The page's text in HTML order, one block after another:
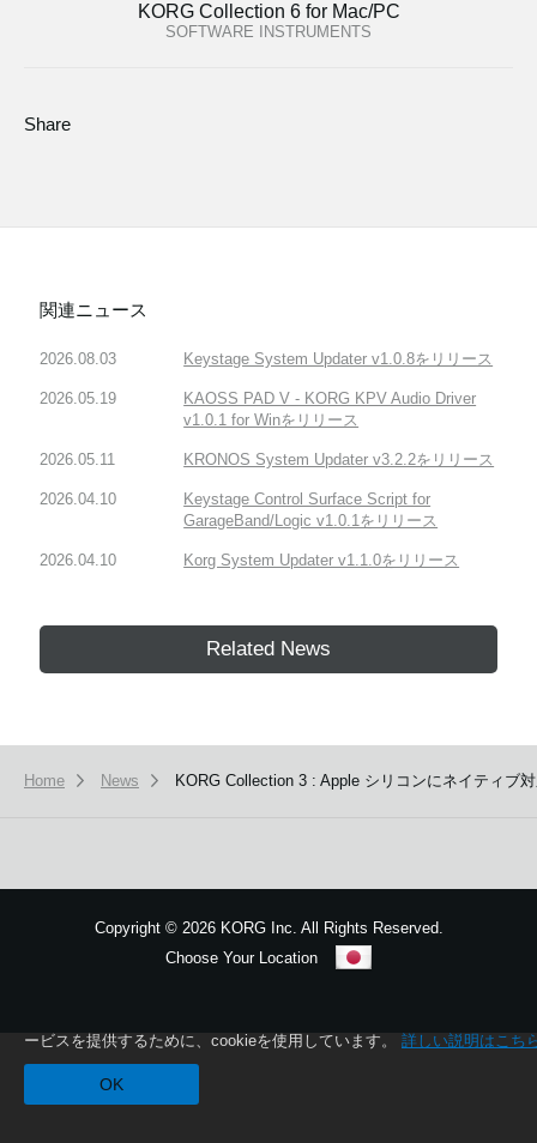
KORG Collection 6 for Mac/PC
SOFTWARE INSTRUMENTS
Share
関連ニュース
2026.08.03 Keystage System Updater v1.0.8をリリース
2026.05.19
KAOSS PAD V - KORG KPV Audio Driver
v1.0.1 for Winをリリース
2026.05.11 KRONOS System Updater v3.2.2をリリース
2026.04.10
Keystage Control Surface Script for
GarageBand/Logic v1.0.1をリリース
2026.04.10 Korg System Updater v1.1.0をリリース
Related News
Home News KORG Collection 3 : Apple シリコンにネイティブ
Copyright ©2026 KORG Inc. All Rights Reserved.
Choose Your Location
ービスを提供するために、cookieを使用しています。 詳しい説明はこち
OK